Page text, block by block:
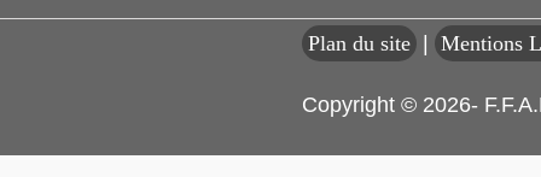
Plan du site Mentions
Copyright © 2026-